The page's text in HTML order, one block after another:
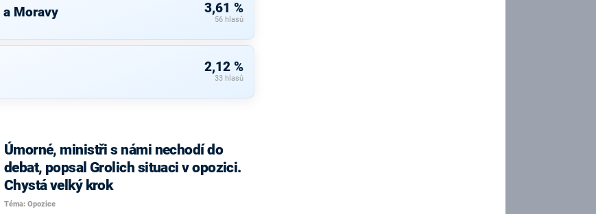
Moravy 3,61 %
56 hlasů
2,12 %
33 hlasů
Úmorné, ministři s námi nechodí do
debat, popsal Grolich situaci v opozici.
Chystá velký krok
Téma: Opozice